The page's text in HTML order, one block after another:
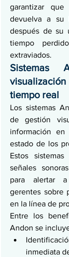
garantizar que
devuelva a su
después de su
tiempo
extraviados.
Sistemas
tiempo real
Los sistemas
de gestión
información
estado de los
Estos
señales
para alertar
gerentes sobre
en la línea de
Entre los
Andon se
inmediata